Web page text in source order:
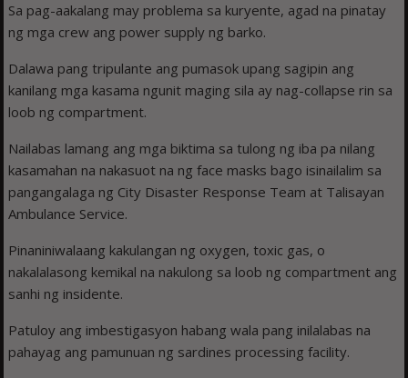
Sa pag-aakalang may problema sa kuryente, agad na pinatay
ng mga crew ang power supply ng barko.
Dalawa pang tripulante ang pumasok upang sagipin ang
kanilang mga kasama ngunit maging sila ay nag-collapse rin sa
loob ng compartment.
Nailabas lamang ang mga biktima sa tulong ng iba pa nilang
kasamahan na nakasuot na ng face masks bago isinailalim sa
pangangalaga ng City Disaster Response Team at Talisayan
Ambulance Service.
Pinaniniwalaang kakulangan ng oxygen, toxic gas, o
nakalalasong kemikal na nakulong sa loob ng compartment ang
sanhi ng insidente.
Patuloy ang imbestigasyon habang wala pang inilalabas na
pahayag ang pamunuan ng sardines processing facility.